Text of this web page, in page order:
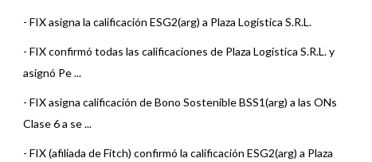
- FIX asigna la calificación ESG2(arg) a Plaza Logística S.R.L.
- FIX confirmó todas las calificaciones de Plaza Logística S.R.L. y
asignó Pe ...
- FIX asigna calificación de Bono Sostenible BSS1(arg) a las ONs
Clase 6 a se ...
- FIX (afiliada de Fitch) confirmó la calificación ESG2(arg) a Plaza